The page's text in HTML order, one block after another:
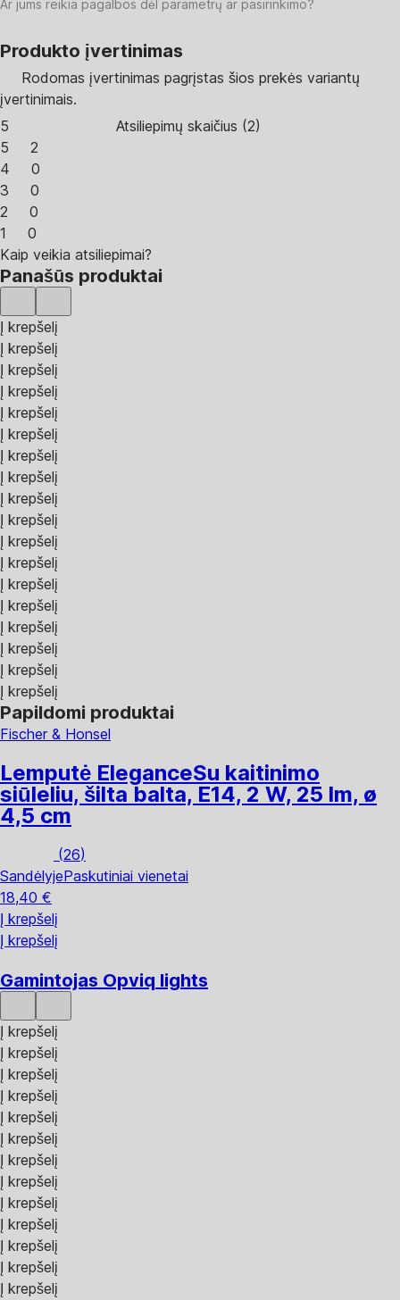
Ar jums reikia pagalbos dėl parametrų ar pasirinkimo?
Produkto įvertinimas
Rodomas įvertinimas pagrįstas šios prekės variantų
įvertinimais.
5
Atsiliepimų skaičius (2)
5
2
4
0
3
0
2
0
1
0
Kaip veikia atsiliepimai?
Panašūs produktai
Į krepšelį
Į krepšelį
Į krepšelį
Į krepšelį
Į krepšelį
Į krepšelį
Į krepšelį
Į krepšelį
Į krepšelį
Į krepšelį
Į krepšelį
Į krepšelį
Į krepšelį
Į krepšelį
Į krepšelį
Į krepšelį
Į krepšelį
Į krepšelį
Papildomi produktai
Fischer & Honsel
Lemputė EleganceSu kaitinimo
siūleliu, šilta balta, E14, 2 W, 25 lm, ø
4,5 cm
(26)
SandėlyjePaskutiniai vienetai
18,40 €
Į krepšelį
Į krepšelį
Gamintojas Opviq lights
Į krepšelį
Į krepšelį
Į krepšelį
Į krepšelį
Į krepšelį
Į krepšelį
Į krepšelį
Į krepšelį
Į krepšelį
Į krepšelį
Į krepšelį
Į krepšelį
Į krepšelį